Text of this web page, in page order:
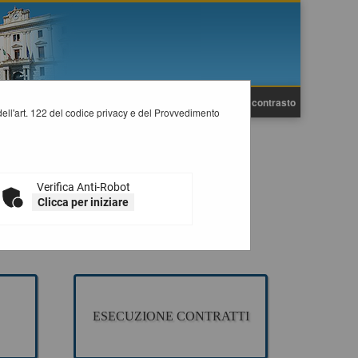
Alto contrasto
122 del codice privacy e del Provvedimento
Verifica Anti-Robot
Clicca per iniziare
pubblico di Lavori, Servizi e Forniture, per la
ESECUZIONE CONTRATTI